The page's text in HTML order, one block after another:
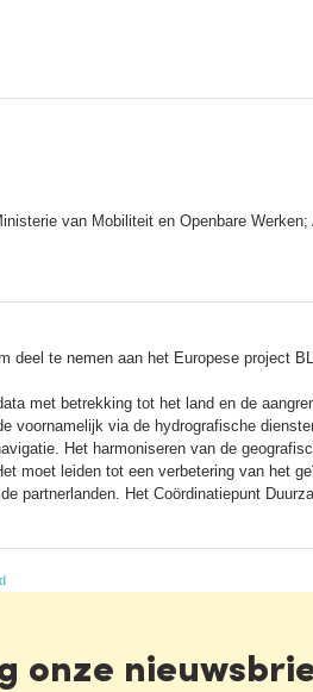
van Mobiliteit en Openbare
te nemen aan het Europese project
met betrekking tot het land en de
voornamelijk via de hydrografische
Het harmoniseren van de
moet leiden tot een verbetering van het
partnerlanden. Het Coördinatiepunt
onze